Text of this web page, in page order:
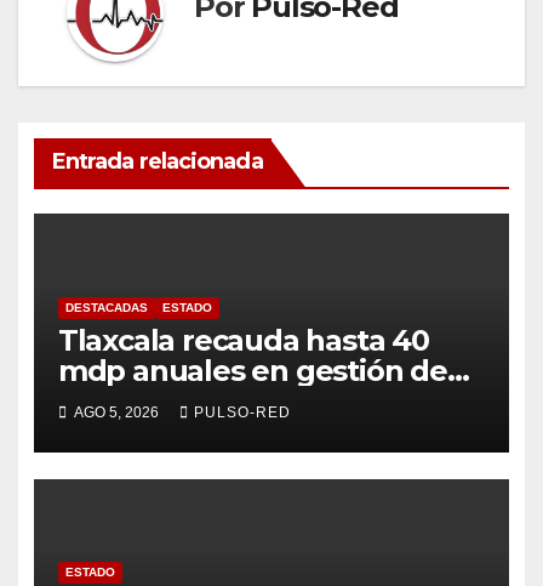
Entrada relacionada
DESTACADAS ESTADO
Tlaxcala recauda hasta 40
mdp anuales en gestión de
residuos: PAA
AGO 5, 2026 PULSO-RED
ESTADO